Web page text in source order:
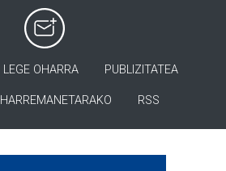
LEGE OHARRA PUBLIZITATEA
HARREMANETARAKO RSS